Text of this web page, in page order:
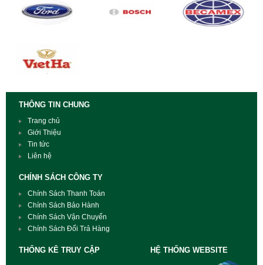
THÔNG TIN CHUNG
Trang chủ
Giới Thiệu
Tin tức
Liên hệ
CHÍNH SÁCH CÔNG TY
Chính Sách Thanh Toán
Chính Sách Bảo Hành
Chính Sách Vận Chuyển
Chính Sách Đổi Trả Hàng
THỐNG KÊ TRUY CẬP HỆ THỐNG WEBSITE